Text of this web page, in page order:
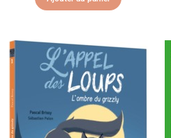
Ajouter à ma liste
d'envies